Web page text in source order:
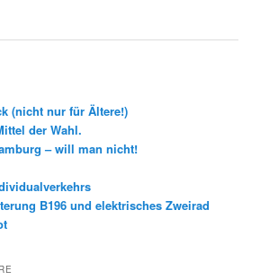
(nicht nur für Ältere!)
der Wahl.
– will man nicht!
B196 und elektrisches Zweirad